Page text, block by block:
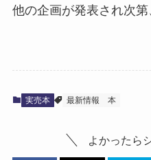
他の企画が発表され次第
実売本 最新情報 本
よかったら